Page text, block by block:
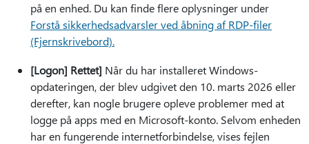
på en enhed. Du kan finde flere oplysninger under
Forstå sikkerhedsadvarsler ved åbning af RDP-filer
(Fjernskrivebord).
[Logon] Rettet] Når du har installeret Windows-
opdateringen, der blev udgivet den 10. marts 2026 eller
derefter, kan nogle brugere opleve problemer med at
logge på apps med en Microsoft-konto. Selvom enheden
har en fungerende internetforbindelse, vises fejlen